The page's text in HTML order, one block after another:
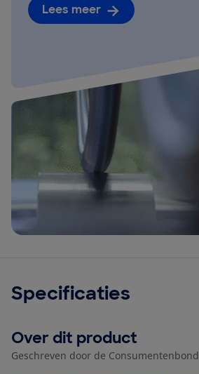
Lees meer
Specificaties
Over dit product
Geschreven door de Consumentenbond